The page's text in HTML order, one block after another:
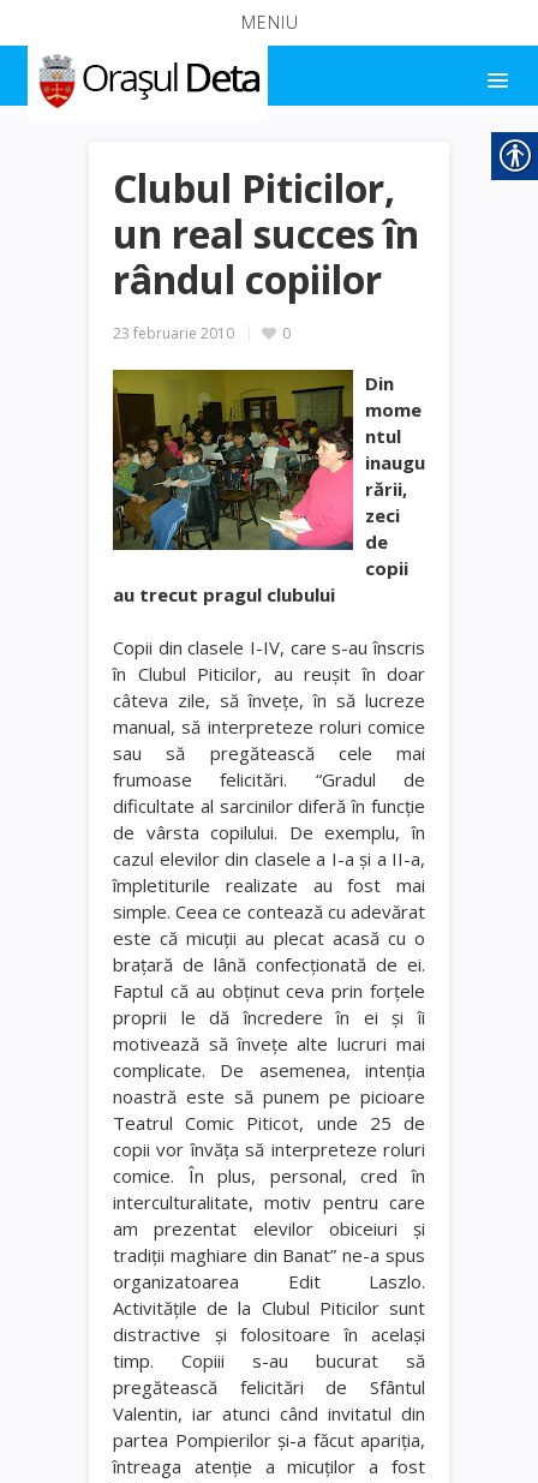
MENIU
Clubul Piticilor,
un real succes în
rândul copiilor
23 februarie 2010 0
Din
mome
ntul
inaugu
rării,
zeci
de
copii
au trecut pragul clubului
Copii din clasele I-IV, care s-au înscris
în Clubul Piticilor, au reuşit în doar
câteva zile, să înveţe, în să lucreze
manual, să interpreteze roluri comice
sau să pregătească cele mai
frumoase felicitări. “Gradul de
dificultate al sarcinilor diferă în funcţie
de vârsta copilului. De exemplu, în
cazul elevilor din clasele a I-a şi a II-a,
împletiturile realizate au fost mai
simple. Ceea ce contează cu adevărat
este că micuţii au plecat acasă cu o
braţară de lână confecţionată de ei.
Faptul că au obţinut ceva prin forţele
proprii le dă încredere în ei şi îi
motivează să înveţe alte lucruri mai
complicate. De asemenea, intenţia
noastră este să punem pe picioare
Teatrul Comic Piticot, unde 25 de
copii vor învăţa să interpreteze roluri
comice. În plus, personal, cred în
interculturalitate, motiv pentru care
am prezentat elevilor obiceiuri şi
tradiţii maghiare din Banat” ne-a spus
organizatoarea Edit Laszlo.
Activităţile de la Clubul Piticilor sunt
distractive şi folositoare în acelaşi
timp. Copiii s-au bucurat să
pregătească felicitări de Sfântul
Valentin, iar atunci când invitatul din
partea Pompierilor şi-a făcut apariţia,
întreaga atenţie a micuţilor a fost